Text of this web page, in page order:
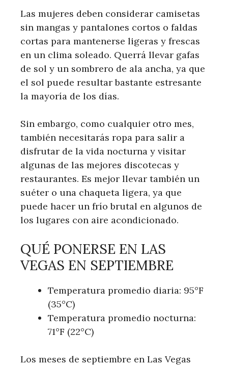
Las mujeres deben considerar camisetas
sin mangas y pantalones cortos o faldas
cortas para mantenerse ligeras y frescas
en un clima soleado. Querrá llevar gafas
de sol y un sombrero de ala ancha, ya que
el sol puede resultar bastante estresante
la mayoría de los días.
Sin embargo, como cualquier otro mes,
también necesitarás ropa para salir a
disfrutar de la vida nocturna y visitar
algunas de las mejores discotecas y
restaurantes. Es mejor llevar también un
suéter o una chaqueta ligera, ya que
puede hacer un frío brutal en algunos de
los lugares con aire acondicionado.
QUÉ PONERSE EN LAS
VEGAS EN SEPTIEMBRE
Temperatura promedio diaria: 95°F
(35°C)
Temperatura promedio nocturna:
71°F (22°C)
Los meses de septiembre en Las Vegas